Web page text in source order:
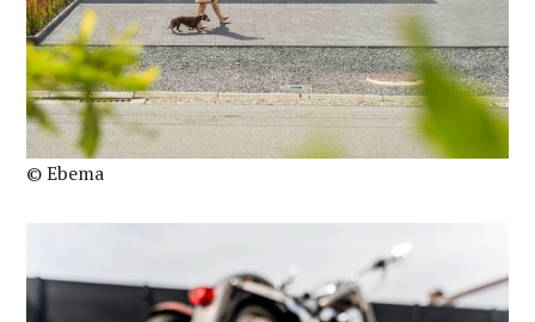
© Ebema